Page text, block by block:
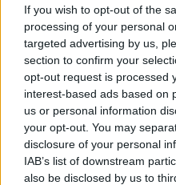
If you wish to opt-out of the
processing of your personal
targeted advertising by us,
section to confirm your
opt-out request is processed
interest-based ads based on
us or personal information
your opt-out. You may
disclosure of your personal
IAB’s list of downstream
also be disclosed by us to
σημεία ζωής για πολλές
κινητοποιηθούν οι
το λιμεναρχείο.
Άνδρες του Λιμενικού
ώρες εντόπισαν την
και προσωπικά του
ειδοποιήθηκαν και